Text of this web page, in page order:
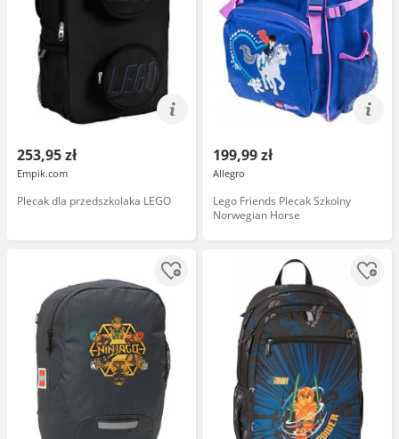
253,95 zł
Empik.com
Plecak dla przedszkolaka LEGO
199,99 zł
Allegro
Lego Friends Plecak Szkolny
Norwegian Horse